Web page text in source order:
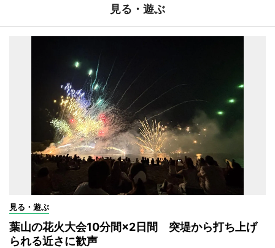
見る・遊ぶ
見る・遊ぶ
葉山の花火大会10分間×2日間 突堤から打ち上げ
られる近さに歓声